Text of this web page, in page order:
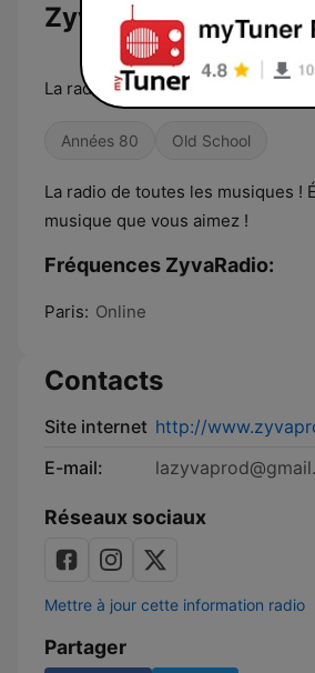
ZyvaRadio
La radio 100% music
Années 80 Old School
La radio de toutes les musiques !
musique que vous aimez !
Fréquences ZyvaRadio:
Paris: Online
Contacts
Site internet http://
E-mail:
Réseaux sociaux
Mettre à jour cette information radio
Partager